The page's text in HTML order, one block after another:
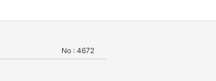
No : 4672